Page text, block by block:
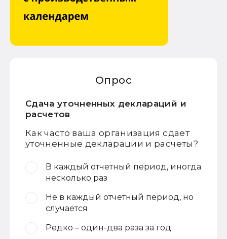
Опрос
Сдача уточненных деклараций и
расчетов
Как часто ваша организация сдает
уточненные декларации и расчеты?
В каждый отчетный период, иногда
несколько раз
Не в каждый отчетный период, но
случается
Редко – один-два раза за год